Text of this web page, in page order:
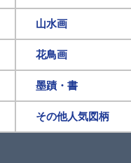
山水画
花鳥画
墨蹟・書
その他人気図柄